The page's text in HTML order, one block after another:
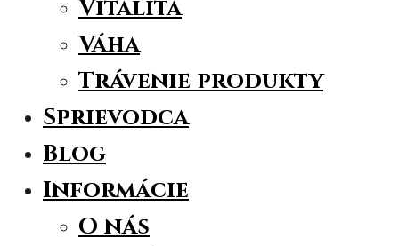
Vitalita
Váha
Trávenie produkty
Sprievodca
Blog
Informácie
O nás